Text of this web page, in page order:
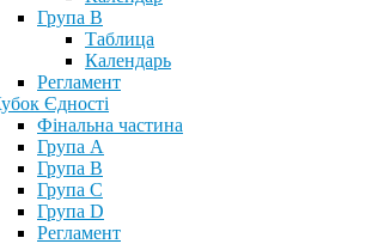
Група В
Таблица
Календарь
Регламент
Єдності
Фінальна частина
Група А
Група В
Група С
Група D
Регламент